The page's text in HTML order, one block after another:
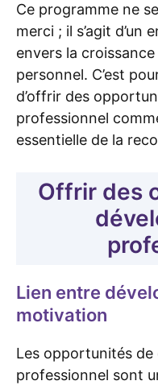
Ce programme ne
merci ; il s’agit d’un
envers la
personnel. C’est
d’offrir des
professionnel
essentielle de la
Offrir des
Lien entre
motivation
Les opportunités
professionnel sont